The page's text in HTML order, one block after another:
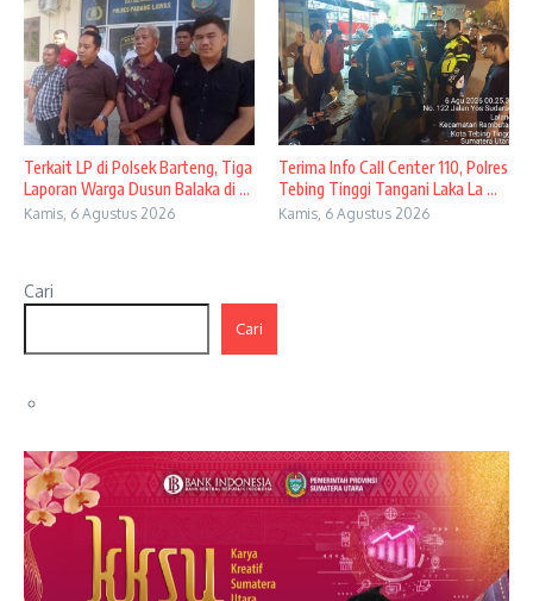
Terkait LP di Polsek Barteng, Tiga
Laporan Warga Dusun Balaka di ...
Kamis, 6 Agustus 2026
Terima Info Call Center 110, Polres
Tebing Tinggi Tangani Laka La ...
Kamis, 6 Agustus 2026
Cari
Cari